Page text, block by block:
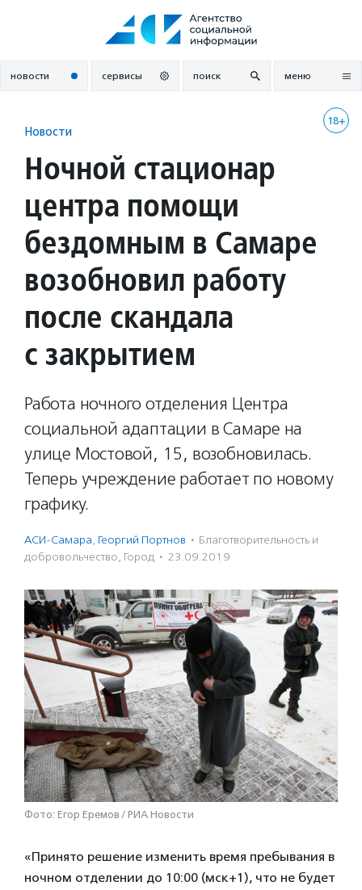
новости сервисы поиск меню
18+
Новости
Ночной стационар
центра помощи
бездомным в Самаре
возобновил работу
после скандала
с закрытием
Работа ночного отделения Центра
социальной адаптации в Самаре на
улице Мостовой, 15, возобновилась.
Теперь учреждение работает по новому
графику.
АСИ-Самара, Георгий Портнов · Благотвори­тель­ность и
доброволь­чест­во, Город · 23.09.2019
Фото: Егор Еремов / РИА Новости
«Принято решение изменить время пребывания в
ночном отделении до 10:00 (мск+1), что не будет